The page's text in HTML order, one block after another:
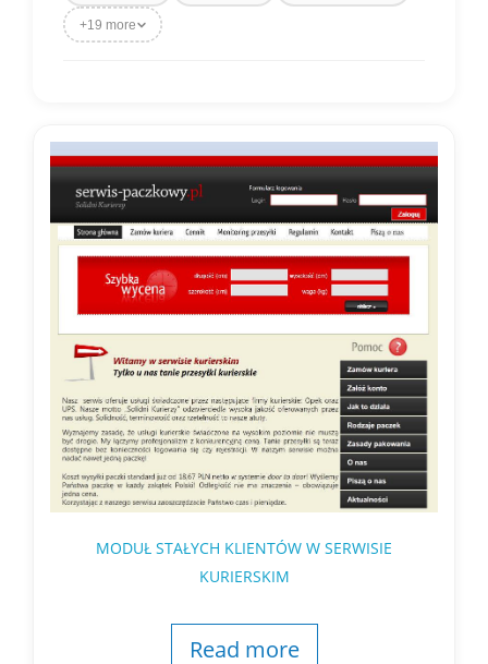
+19 more
MODUŁ STAŁYCH KLIENTÓW W SERWISIE
KURIERSKIM
Read more